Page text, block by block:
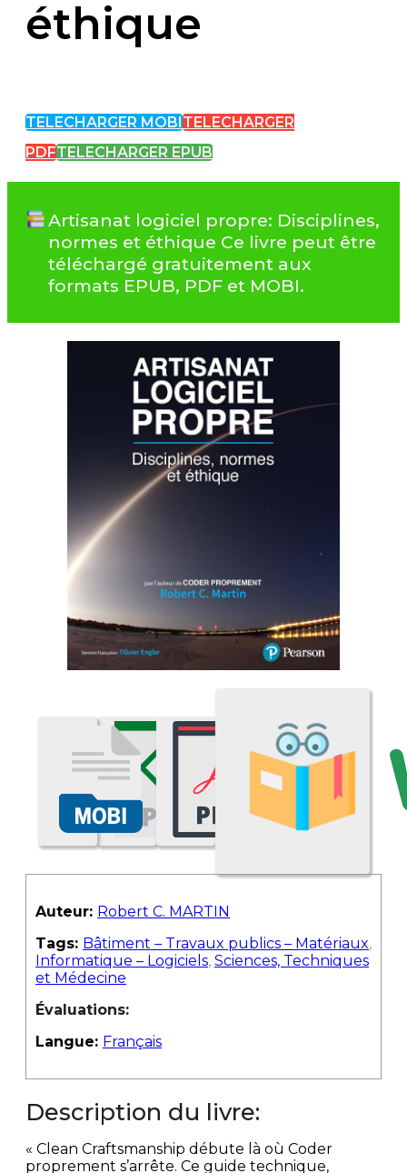
éthique
TELECHARGER MOBI TELECHARGER
PDFTELECHARGER EPUB
Artisanat logiciel propre: Disciplines,
normes et éthique Ce livre peut être
téléchargé gratuitement aux
formats EPUB, PDF et MOBI.
Auteur: Robert C. MARTIN
Tags: Bâtiment – Travaux publics – Matériaux,
Informatique – Logiciels, Sciences, Techniques
et Médecine
Évaluations:
Langue: Français
Description du livre:
« Clean Craftsmanship débute là où Coder
proprement s’arrête. Ce guide technique,